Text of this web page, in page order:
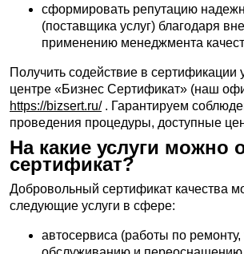
сформировать репутацию
(поставщика услуг) благодаря
применению менеджмента
Получить содействие в сертификации
центре «Бизнес Сертификат» (наш
https://bizsert.ru/. Гарантируем
проведения процедуры, доступные
На какие услуги можно
сертификат?
Добровольный сертификат качества
следующие услуги в сфере:
автосервиса (работы по ремонту,